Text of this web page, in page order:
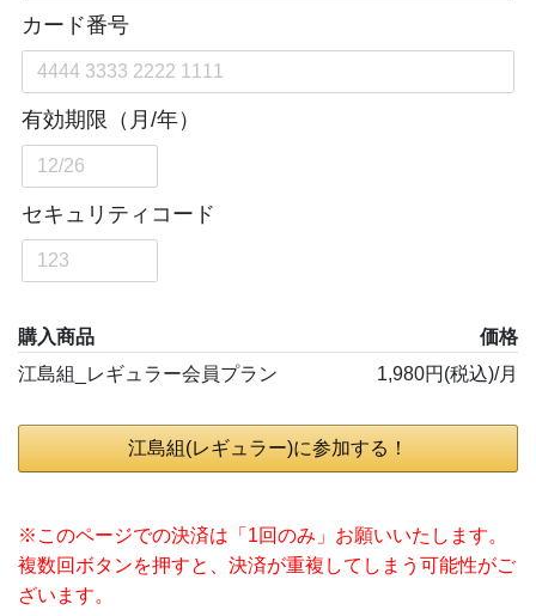
購入商品
価格
江島組_レギュラー会員プラン
1,980円(税込)/月
江島組(レギュラー)に参加する！
※このページでの決済は「1回のみ」お願いいたします。
複数回ボタンを押すと、決済が重複してしまう可能性がご
ざいます。